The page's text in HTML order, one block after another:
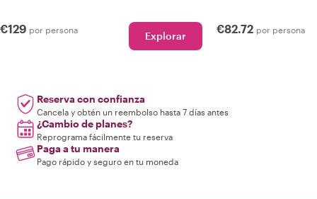
€129 por persona Explorar
€82.72 por persona
Reserva con confianza
Cancela y obtén un reembolso hasta 7 días antes
¿Cambio de planes?
Reprograma fácilmente tu reserva
Paga a tu manera
Pago rápido y seguro en tu moneda